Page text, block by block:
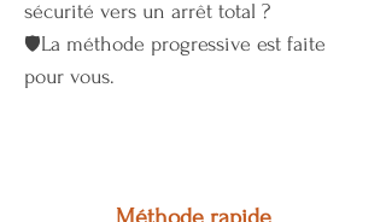
sécurité vers un arrêt total ?
🛡️La méthode progressive est faite
pour vous.